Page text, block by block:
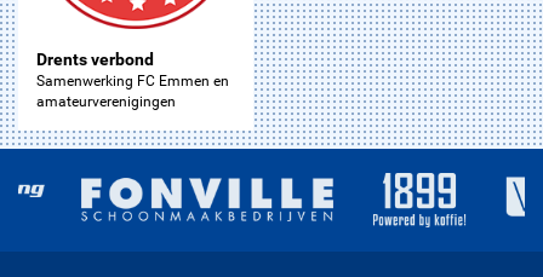
Drents verbond
Samenwerking FC Emmen en
amateurverenigingen